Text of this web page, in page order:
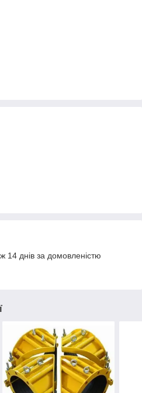
14 днів за домовленістю